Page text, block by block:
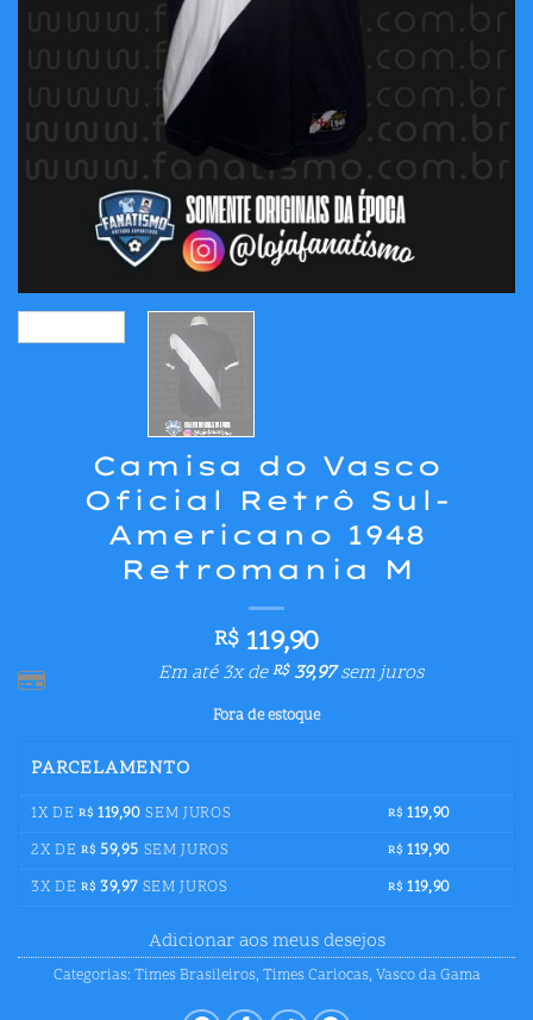
Camisa do Vasco
Oficial Retrô Sul-
Americano 1948
Retromania M
R$ 119,90
Em até 3x deR$39,97sem juros
Fora de estoque
PARCELAMENTO
1X DE R$ 119,90 SEM JUROS R$ 119,90
2X DE R$ 59,95 SEM JUROS R$ 119,90
3X DE R$ 39,97 SEM JUROS R$ 119,90
Adicionar aos meus desejos
Categorias: Times Brasileiros, Times Cariocas, Vasco da Gama